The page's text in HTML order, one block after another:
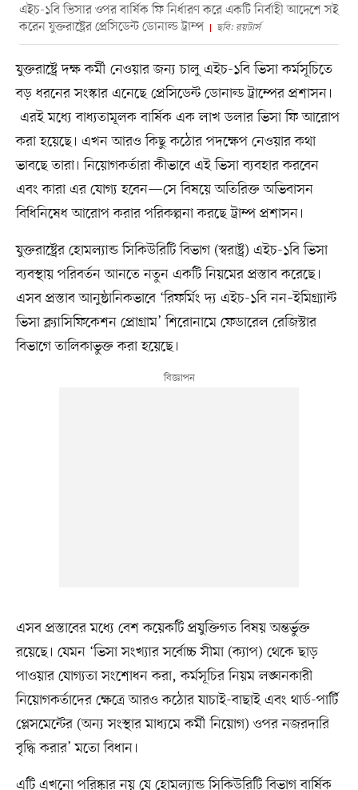
এইচ-১বি ভিসার ওপর বার্ষিক ফি নির্ধারণ করে একটি নির্বাহী আদেশে সই
করেন যুক্তরাষ্ট্রের প্রেসিডেন্ট ডোনাল্ড ট্রাম্প
ছবি: রয়টার্স
যুক্তরাষ্ট্রে দক্ষ কর্মী নেওয়ার জন্য চালু এইচ-১বি ভিসা কর্মসূচিতে
বড় ধরনের সংস্কার এনেছে প্রেসিডেন্ট ডোনাল্ড ট্রাম্পের প্রশাসন।
এরই মধ্যে বাধ্যতামূলক বার্ষিক এক লাখ ডলার ভিসা ফি আরোপ
করা হয়েছে। এখন আরও কিছু কঠোর পদক্ষেপ নেওয়ার কথা
ভাবছে তারা। নিয়োগকর্তারা কীভাবে এই ভিসা ব্যবহার করবেন
এবং কারা এর যোগ্য হবেন—সে বিষয়ে অতিরিক্ত অভিবাসন
বিধিনিষেধ আরোপ করার পরিকল্পনা করছে ট্রাম্প প্রশাসন।
যুক্তরাষ্ট্রের হোমল্যান্ড সিকিউরিটি বিভাগ (স্বরাষ্ট্র) এইচ-১বি ভিসা
ব্যবস্থায় পরিবর্তন আনতে নতুন একটি নিয়মের প্রস্তাব করেছে।
এসব প্রস্তাব আনুষ্ঠানিকভাবে ‘রিফর্মিং দ্য এইচ-১বি নন–ইমিগ্র্যান্ট
ভিসা ক্ল্যাসিফিকেশন প্রোগ্রাম’ শিরোনামে ফেডারেল রেজিস্টার
বিভাগে তালিকাভুক্ত করা হয়েছে।
এসব প্রস্তাবের মধ্যে বেশ কয়েকটি প্রযুক্তিগত বিষয় অন্তর্ভুক্ত
রয়েছে। যেমন ‘ভিসা সংখ্যার সর্বোচ্চ সীমা (ক্যাপ) থেকে ছাড়
পাওয়ার যোগ্যতা সংশোধন করা, কর্মসূচির নিয়ম লঙ্ঘনকারী
নিয়োগকর্তাদের ক্ষেত্রে আরও কঠোর যাচাই-বাছাই এবং থার্ড-পার্টি
প্লেসমেন্টের (অন্য সংস্থার মাধ্যমে কর্মী নিয়োগ) ওপর নজরদারি
বৃদ্ধি করার’ মতো বিধান।
এটি এখনো পরিষ্কার নয় যে হোমল্যান্ড সিকিউরিটি বিভাগ বার্ষিক